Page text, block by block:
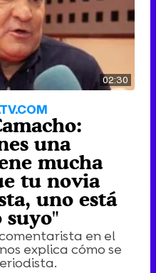
02:30
una
mucha
tu novia
uno está
suyo"
en el
explica cómo se